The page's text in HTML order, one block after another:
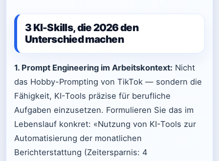
3 KI-Skills, die 2026 den
Unterschied machen
1. Prompt Engineering im Arbeitskontext: Nicht
das Hobby-Prompting von TikTok — sondern die
Fähigkeit, KI-Tools präzise für berufliche
Aufgaben einzusetzen. Formulieren Sie das im
Lebenslauf konkret: «Nutzung von KI-Tools zur
Automatisierung der monatlichen
Berichterstattung (Zeitersparnis: 4